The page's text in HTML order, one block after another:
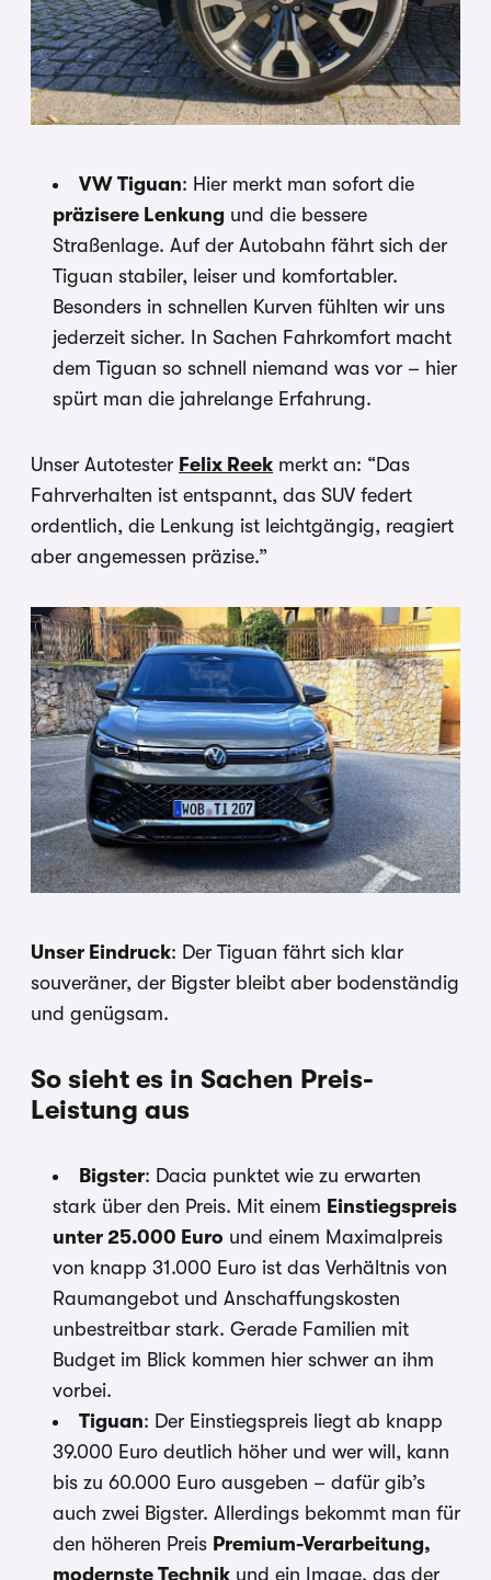
VW Tiguan: Hier merkt man sofort die
präzisere Lenkung und die bessere
Straßenlage. Auf der Autobahn fährt sich der
Tiguan stabiler, leiser und komfortabler.
Besonders in schnellen Kurven fühlten wir uns
jederzeit sicher. In Sachen Fahrkomfort macht
dem Tiguan so schnell niemand was vor – hier
spürt man die jahrelange Erfahrung.
Unser Autotester Felix Reek merkt an: “Das
Fahrverhalten ist entspannt, das SUV federt
ordentlich, die Lenkung ist leichtgängig, reagiert
aber angemessen präzise.”
Unser Eindruck: Der Tiguan fährt sich klar
souveräner, der Bigster bleibt aber bodenständig
und genügsam.
So sieht es in Sachen Preis-
Leistung aus
Bigster: Dacia punktet wie zu erwarten
stark über den Preis. Mit einem Einstiegspreis
unter 25.000 Euro und einem Maximalpreis
von knapp 31.000 Euro ist das Verhältnis von
Raumangebot und Anschaffungskosten
unbestreitbar stark. Gerade Familien mit
Budget im Blick kommen hier schwer an ihm
vorbei.
Tiguan: Der Einstiegspreis liegt ab knapp
39.000 Euro deutlich höher und wer will, kann
bis zu 60.000 Euro ausgeben – dafür gib’s
auch zwei Bigster. Allerdings bekommt man für
den höheren Preis Premium-Verarbeitung,
modernste Technik und ein Image, das der